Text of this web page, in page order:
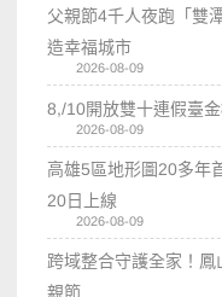
父親節4千人夜跑「雙
造幸福城市
2026-08-09
8,/10開放雙十連假臺
2026-08-09
高雄5區地形圖20多年
20日上線
2026-08-09
跨域整合守護全家！
親節